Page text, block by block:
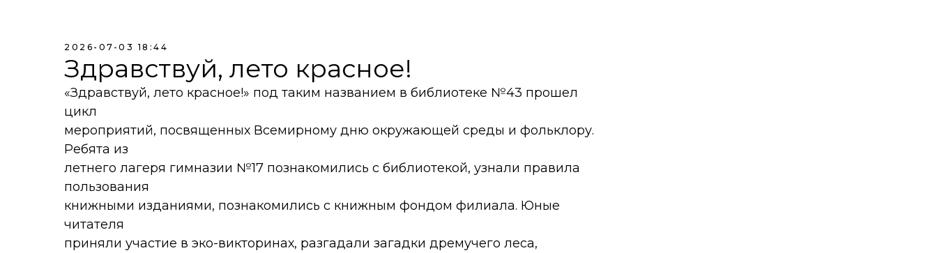
2026-07-03 18:44
Здравствуй, лето красное!
«Здравствуй, лето красное!» под таким названием в библиотеке №43 прошел
цикл
мероприятий, посвященных Всемирному дню окружающей среды и фольклору.
Ребята из
летнего лагеря гимназии №17 познакомились с библиотекой, узнали правила
пользования
книжными изданиями, познакомились с книжным фондом филиала. Юные
читателя
приняли участие в эко-викторинах, разгадали загадки дремучего леса,